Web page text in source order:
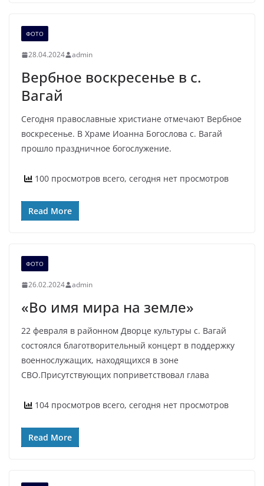
ФОТО
28.04.2024 admin
Вербное воскресенье в с.
Вагай
Сегодня православные христиане отмечают Вербное
воскресенье. В Храме Иоанна Богослова с. Вагай
прошло праздничное богослужение.
100 просмотров всего, сегодня нет просмотров
Read More
ФОТО
26.02.2024 admin
«Во имя мира на земле»
22 февраля в районном Дворце культуры с. Вагай
состоялся благотворительный концерт в поддержку
военнослужащих, находящихся в зоне
СВО.Присутствующих поприветствовал глава
104 просмотров всего, сегодня нет просмотров
Read More